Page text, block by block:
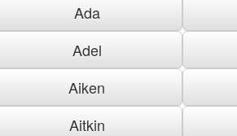
Ada
Adel
Aiken
Aitkin